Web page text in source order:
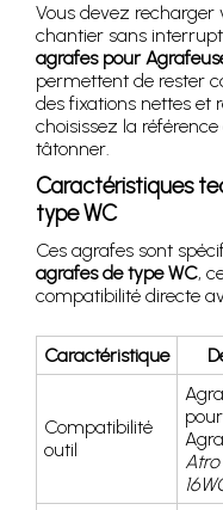
Vous devez
chantier sans
agrafes pour
permettent de rester
des fixations nettes et
choisissez la
tâtonner.
Caractéristiques
type WC
Ces agrafes sont
agrafes de type WC,
compatibilité directe
Caractéristique
Compatibilité
outil
pour
Atro